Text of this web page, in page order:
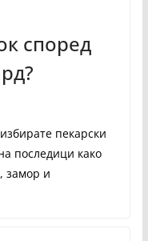
според
пекарски
последици како
замор и